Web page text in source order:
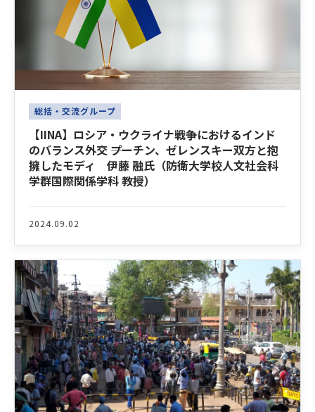
総括・交流グループ
【IINA】ロシア・ウクライナ戦争におけるインド
のバランス外交 ――プーチン、ゼレンスキー双方と抱
擁したモディ 伊藤 融氏（防衛大学校人文社会科
学群国際関係学科 教授）
2024.09.02